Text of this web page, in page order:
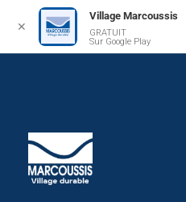
contenu
✕
Village Marcoussis
GRATUIT
Sur Google Play